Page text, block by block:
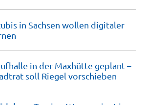
in Sachsen wollen digitaler
in der Maxhütte geplant –
soll Riegel vorschieben